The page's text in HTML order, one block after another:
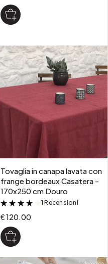
Tovaglia in canapa lavata con
frange bordeaux Casatera -
170x250 cm Douro
&
1 Recensioni
€ 120.00